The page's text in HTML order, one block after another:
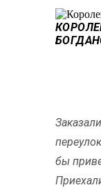
бы